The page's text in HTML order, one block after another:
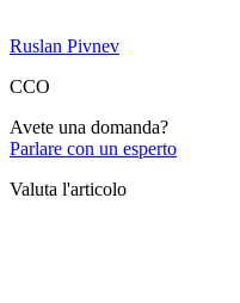
Ruslan Pivnev
CCO
Avete una domanda?
Parlare con un esperto
Valuta l'articolo